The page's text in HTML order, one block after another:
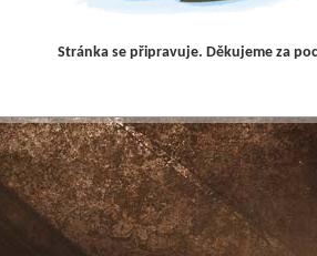
Stránka se připravuje. Děkujeme za